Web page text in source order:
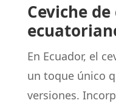
Ceviche
En Ecuador, el
un toque único
versiones.